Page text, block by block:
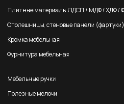
Плитные материалы ЛДСП / МДФ / ХДФ /
Столешницы, стеновые панели
Кромка мебельная
Фурнитура мебельная
Мебельные ручки
Полезные мелочи